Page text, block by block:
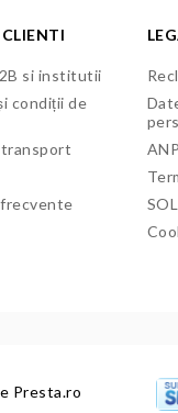
si institutii
condiții de
SOL
Presta.ro